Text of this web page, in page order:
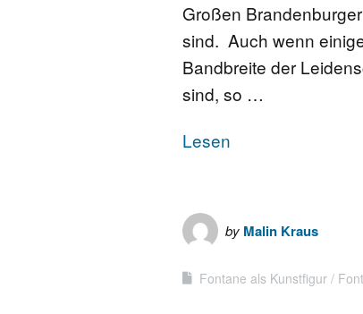
Großen
sind. Auch wenn
Bandbreite der
sind, so …
Lesen
by Malin Kraus
Fontane als Kunstfigur